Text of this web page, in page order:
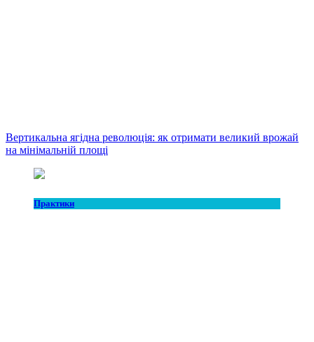
Вертикальна ягідна революція: як отримати великий врожай
на мінімальній площі
Практики